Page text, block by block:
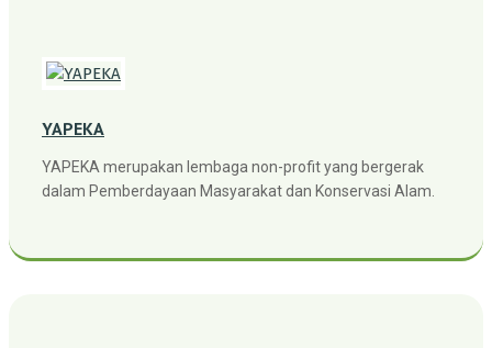
YAPEKA
YAPEKA merupakan lembaga non-profit yang bergerak
dalam Pemberdayaan Masyarakat dan Konservasi Alam.